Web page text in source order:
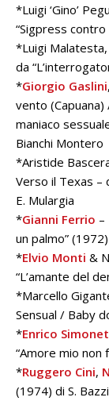
*Luigi ‘Gino’
“Sigpress contro
*Luigi Malatesta,
da
*Giorgio Gaslini,
vento (Capuana)
maniaco
Bianchi Montero
*Aristide
Verso il Texas –
E. Mulargia
*Gianni Ferrio –
un palmo”
*Elvio Monti &
“L’amante del
*Marcello
Sensual / Baby
*Enrico
“Amore mio non
*Ruggero Cini,
(1974) di S.